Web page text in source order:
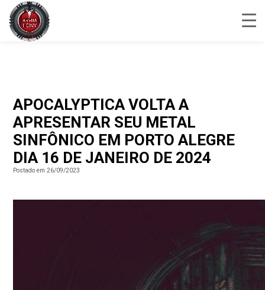
APOCALYPTICA VOLTA A
APRESENTAR SEU METAL
SINFÔNICO EM PORTO ALEGRE
DIA 16 DE JANEIRO DE 2024
Postado em 26/09/2023